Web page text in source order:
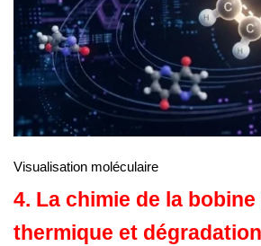
Visualisation moléculaire
4. La chimie de la
thermique et dégradation